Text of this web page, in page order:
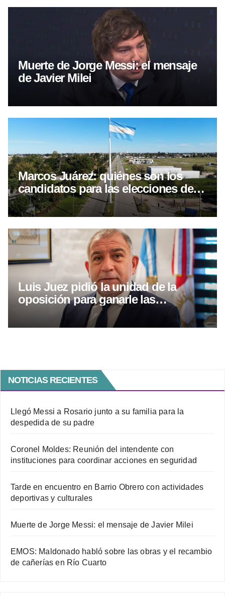
Muerte de Jorge Messi: el mensaje
de Javier Milei
Marcos Juárez: quiénes son los
candidatos para las elecciones del 6
de septiembre
Luis Juez pidió la unidad de la
oposición para ganarle las
elecciones a Llaryora
NOTICIAS RECIENTES
Llegó Messi a Rosario junto a su familia para la
despedida de su padre
Coronel Moldes: Reunión del intendente con
instituciones para coordinar acciones en seguridad
Tarde en encuentro en Barrio Obrero con actividades
deportivas y culturales
Muerte de Jorge Messi: el mensaje de Javier Milei
EMOS: Maldonado habló sobre las obras y el recambio
de cañerías en Río Cuarto